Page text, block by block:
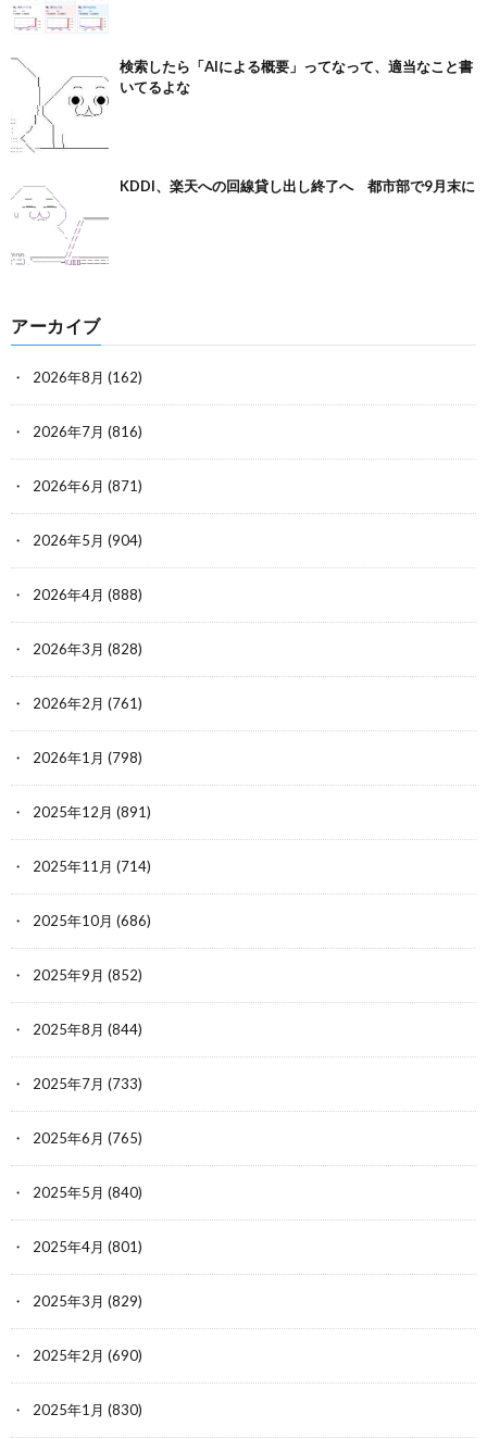
検索したら「AIによる概要」ってなって、適当なこと書
いてるよな
KDDI、楽天への回線貸し出し終了へ 都市部で9月末に
アーカイブ
2026年8月 (162)
2026年7月 (816)
2026年6月 (871)
2026年5月 (904)
2026年4月 (888)
2026年3月 (828)
2026年2月 (761)
2026年1月 (798)
2025年12月 (891)
2025年11月 (714)
2025年10月 (686)
2025年9月 (852)
2025年8月 (844)
2025年7月 (733)
2025年6月 (765)
2025年5月 (840)
2025年4月 (801)
2025年3月 (829)
2025年2月 (690)
2025年1月 (830)